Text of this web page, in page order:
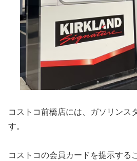
コストコ前橋店には、ガソリンス
す。
コストコの会員カードを提示する